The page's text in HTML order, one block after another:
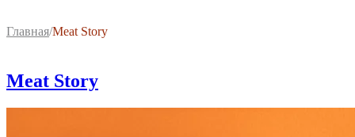
Главная/Meat Story
Meat Story